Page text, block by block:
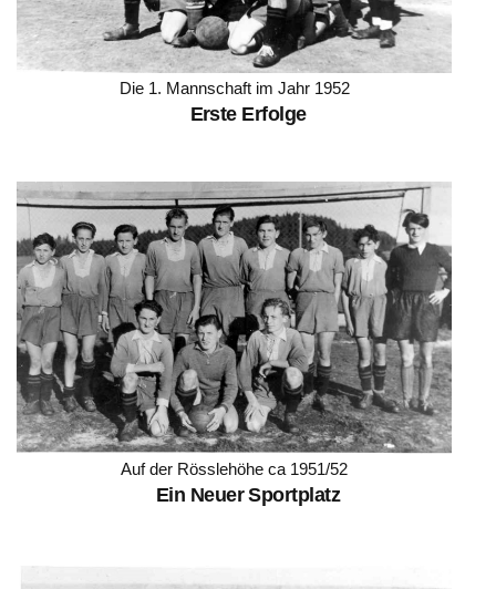
Die 1. Mannschaft im Jahr 1952
Erste Erfolge
Auf der Rösslehöhe ca 1951/52
Ein Neuer Sportplatz